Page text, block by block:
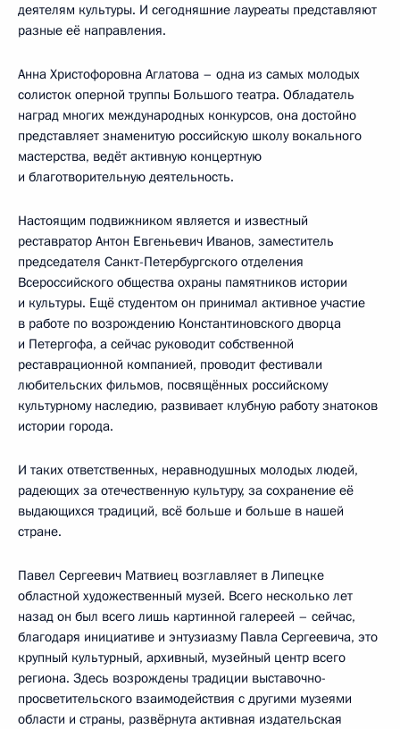
деятелям культуры. И сегодняшние лауреаты представляют
разные её направления.
Анна Христофоровна Аглатова – одна из самых молодых
солисток оперной труппы Большого театра. Обладатель
наград многих международных конкурсов, она достойно
представляет знаменитую российскую школу вокального
мастерства, ведёт активную концертную
и благотворительную деятельность.
Настоящим подвижником является и известный
реставратор Антон Евгеньевич Иванов, заместитель
председателя Санкт-Петербургского отделения
Всероссийского общества охраны памятников истории
и культуры. Ещё студентом он принимал активное участие
в работе по возрождению Константиновского дворца
и Петергофа, а сейчас руководит собственной
реставрационной компанией, проводит фестивали
любительских фильмов, посвящённых российскому
культурному наследию, развивает клубную работу знатоков
истории города.
И таких ответственных, неравнодушных молодых людей,
радеющих за отечественную культуру, за сохранение её
выдающихся традиций, всё больше и больше в нашей
стране.
Павел Сергеевич Матвиец возглавляет в Липецке
областной художественный музей. Всего несколько лет
назад он был всего лишь картинной галереей – сейчас,
благодаря инициативе и энтузиазму Павла Сергеевича, это
крупный культурный, архивный, музейный центр всего
региона. Здесь возрождены традиции выставочно-
просветительского взаимодействия с другими музеями
области и страны, развёрнута активная издательская